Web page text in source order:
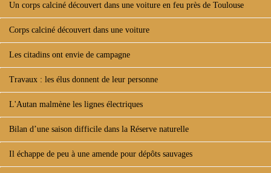
Un corps calciné découvert dans une voiture en feu près de Toulouse
Corps calciné découvert dans une voiture
Les citadins ont envie de campagne
Travaux : les élus donnent de leur personne
L'Autan malmène les lignes électriques
Bilan d’une saison difficile dans la Réserve naturelle
Il échappe de peu à une amende pour dépôts sauvages